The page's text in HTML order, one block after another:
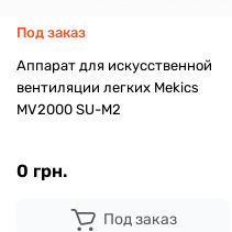
Под заказ
Аппарат для искусственной
вентиляции легких Mekics
MV2000 SU-M2
0 грн.
Под заказ